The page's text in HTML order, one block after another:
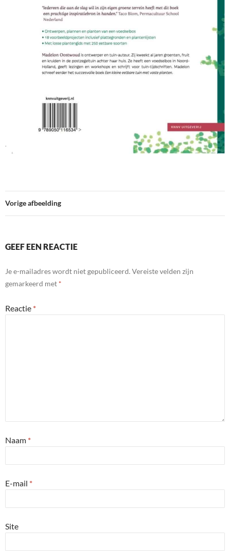
Vorige afbeelding
GEEF EEN REACTIE
Je e-mailadres wordt niet gepubliceerd. Vereiste velden zijn
gemarkeerd met *
Reactie *
Naam *
E-mail *
Site